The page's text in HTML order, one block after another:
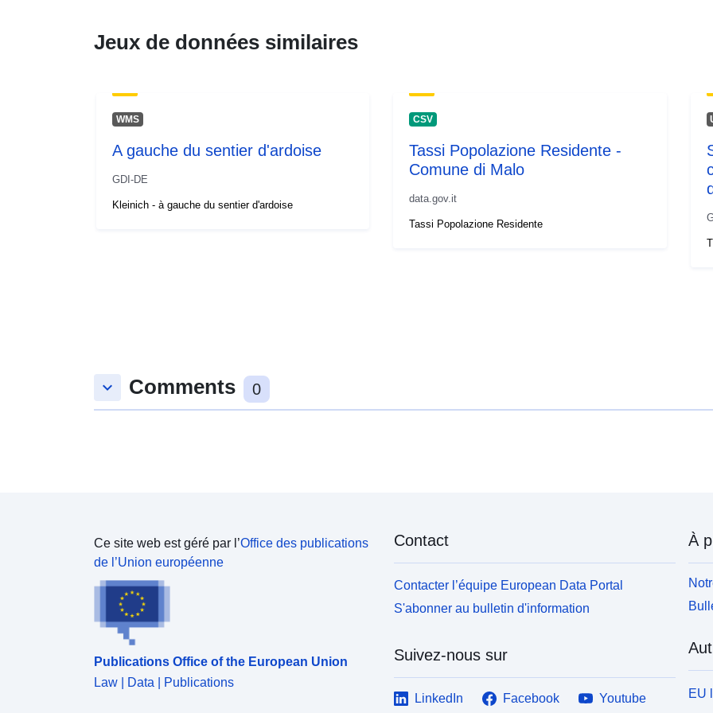
Jeux de données similaires
WMS
A gauche du sentier d'ardoise
GDI-DE
Kleinich - à gauche du sentier d'ardoise
CSV
Tassi Popolazione Residente -
Comune di Malo
data.gov.it
Tassi Popolazione Residente
keyboard_arrow_down Comments 0
Ce site web est géré par l’Office des publications
de l’Union européenne
Publications Office of the European Union
Law | Data | Publications
Contact
Contacter l’équipe European Data Portal
S'abonner au bulletin d'information
Suivez-nous sur
LinkedIn Facebook Youtube
À
EU